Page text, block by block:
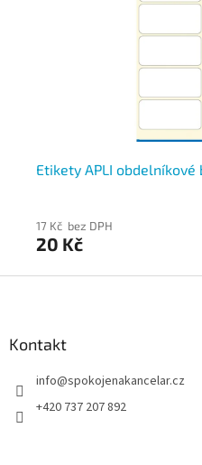
Etikety APLI
17 Kč bez DPH
20 Kč
Kontakt
info@spokojenakancelar.cz
+420 737 207 892